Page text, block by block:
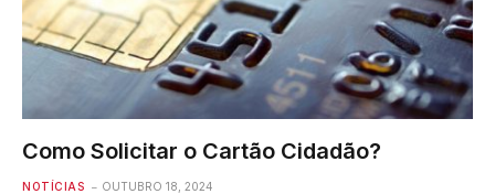
Como Solicitar o Cartão Cidadão?
NOTÍCIAS OUTUBRO 18, 2024